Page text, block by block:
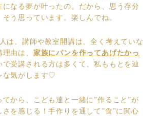
になる夢が叶ったの。だから、思う存分
う思っています。楽しんでね。
は、講師や教室開講は、全く考えていな
由は、 家族にパンを作ってあげたかっ
で受講される方は多くて、私ももとを辿
な気がします♡
てから、こども達と一緒に”作ること”が
を感じる！手作りを通して”食”に関心